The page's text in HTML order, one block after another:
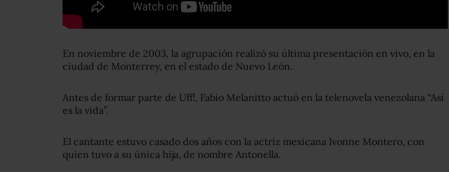
En noviembre de 2003, la agrupación realizó su última presentación en vivo, en la
ciudad de Monterrey, en el estado de Nuevo León.
Antes de formar parte de Uff!, Fabio Melanitto actuó en la telenovela venezolana “Así
es la vida”.
El cantante estuvo casado dos años con la actriz mexicana Ivonne Montero, con
quien tuvo a su única hija, de nombre Antonella.